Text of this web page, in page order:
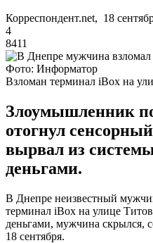
Корреспондент.net, 18
4
8411
Фото: Информатор
Взломан терминал iBox на
Злоумышленник
отогнул
вырвал из
деньгами.
В Днепре неизвестный
терминал iBox на улице
деньгами, мужчина скрылся,
18 сентября.